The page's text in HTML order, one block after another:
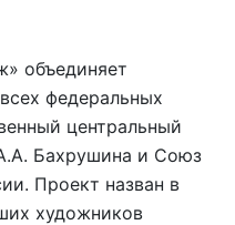
объединяет
федеральных
центральный
Бахрушина и Союз
Проект назван в
художников